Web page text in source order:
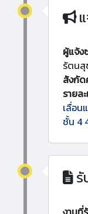
ผู้แจ้ง
รัตนสุ
สังกั
รายล
เลื่อน
ชั้น 4
รั